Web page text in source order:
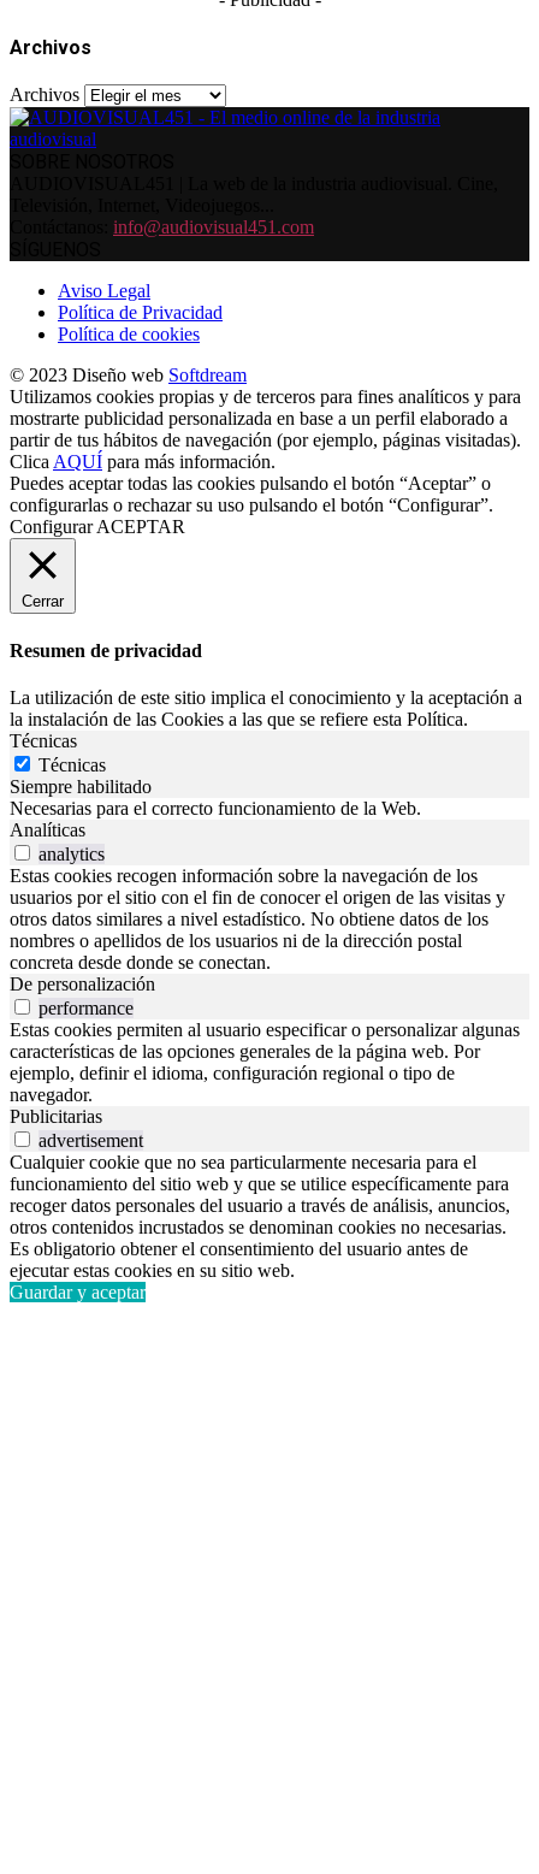
Archivos
Archivos
info@audiovisual451.com
Aviso Legal
Política de Privacidad
Política de cookies
© 2023 Diseño web Softdream
Utilizamos cookies propias y de terceros para fines analíticos y para
mostrarte publicidad personalizada en base a un perfil elaborado a
partir de tus hábitos de navegación (por ejemplo, páginas visitadas).
ClicaAQUÍ para más información.
Puedes aceptar todas las cookies pulsando el botón “Aceptar” o
configurarlas o rechazar su uso pulsando el botón “Configurar”.
ConfigurarACEPTAR
Cerrar
Resumen de privacidad
La utilización de este sitio implica el conocimiento y la aceptación a
la instalación de las Cookies a las que se refiere esta Política.
Técnicas
Técnicas
Siempre habilitado
Necesarias para el correcto funcionamiento de la Web.
Analíticas
analytics
Estas cookies recogen información sobre la navegación de los
usuarios por el sitio con el fin de conocer el origen de las visitas y
otros datos similares a nivel estadístico. No obtiene datos de los
nombres o apellidos de los usuarios ni de la dirección postal
concreta desde donde se conectan.
De personalización
performance
Estas cookies permiten al usuario especificar o personalizar algunas
características de las opciones generales de la página web. Por
ejemplo, definir el idioma, configuración regional o tipo de
navegador.
Publicitarias
advertisement
Cualquier cookie que no sea particularmente necesaria para el
funcionamiento del sitio web y que se utilice específicamente para
recoger datos personales del usuario a través de análisis, anuncios,
otros contenidos incrustados se denominan cookies no necesarias.
Es obligatorio obtener el consentimiento del usuario antes de
ejecutar estas cookies en su sitio web.
Guardar y aceptar